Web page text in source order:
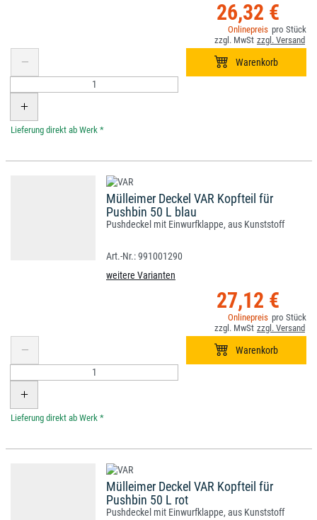
26,32 €
*
Mülleimer Deckel VAR Kopfteil für
Pushbin 50 L blau
Pushdeckel mit Einwurfklappe, aus Kunststoff
991001290
weitere Varianten
27,12 €
*
Mülleimer Deckel VAR Kopfteil für
Pushbin 50 L rot
Pushdeckel mit Einwurfklappe, aus Kunststoff